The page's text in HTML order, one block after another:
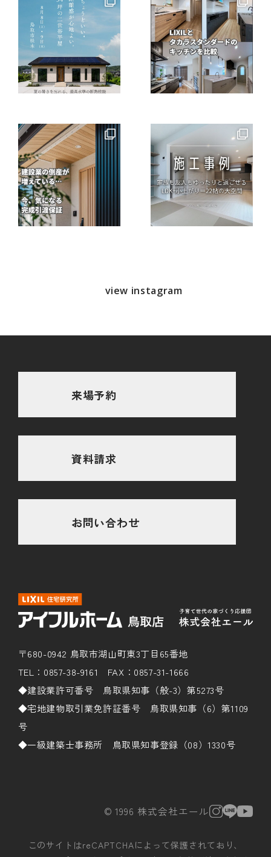
view instagram
来場予約
資料請求
お問い合わせ
〒680-0942 鳥取市湖山町東3丁目65番地
TEL：0857-38-9161 FAX：0857-31-1666
◆建設業許可番号 鳥取県知事（般-3）第5273号
◆宅地建物取引業免許証番号 鳥取県知事（6）第1109
号
◆一級建築士事務所 鳥取県知事登録（08）1330号
© 1996 株式会社エール
このサイトはreCAPTCHAによって保護されており、